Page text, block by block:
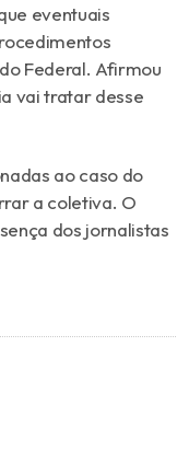
eventuais
Federal. Afirmou
vai tratar desse
ao caso do
a coletiva. O
dos jornalistas